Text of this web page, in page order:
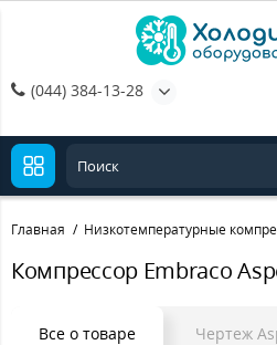
(044) 384-13-28
Главная Низкотемпературные
Компрессор Embraco
Все о товаре Чертеж